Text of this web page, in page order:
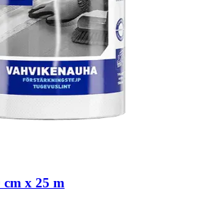
x 25 m